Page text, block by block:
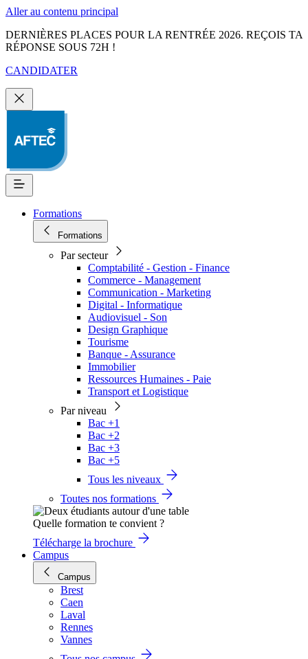
Aller au contenu principal
DERNIÈRES PLACES POUR LA RENTRÉE 2026. REÇOIS TA
RÉPONSE SOUS 72H !
CANDIDATER
Formations
Formations
Par secteur
Comptabilité - Gestion - Finance
Commerce - Management
Communication - Marketing
Digital - Informatique
Audiovisuel - Son
Design Graphique
Tourisme
Banque - Assurance
Immobilier
Ressources Humaines - Paie
Transport et Logistique
Par niveau
Bac +1
Bac +2
Bac +3
Bac +5
Tous les niveaux
Toutes nos formations
Quelle formation te convient ?
Télécharge la brochure
Campus
Campus
Brest
Caen
Laval
Rennes
Vannes